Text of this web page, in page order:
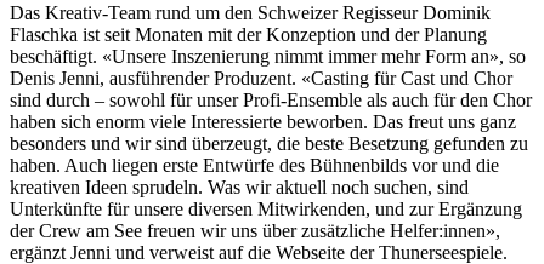
Das Kreativ-Team rund um den Schweizer Regisseur Dominik
Flaschka ist seit Monaten mit der Konzeption und der Planung
beschäftigt. «Unsere Inszenierung nimmt immer mehr Form an», so
Denis Jenni, ausführender Produzent. «Casting für Cast und Chor
sind durch – sowohl für unser Profi-Ensemble als auch für den Chor
haben sich enorm viele Interessierte beworben. Das freut uns ganz
besonders und wir sind überzeugt, die beste Besetzung gefunden zu
haben. Auch liegen erste Entwürfe des Bühnenbilds vor und die
kreativen Ideen sprudeln. Was wir aktuell noch suchen, sind
Unterkünfte für unsere diversen Mitwirkenden, und zur Ergänzung
der Crew am See freuen wir uns über zusätzliche Helfer:innen»,
ergänzt Jenni und verweist auf die Webseite der Thunerseespiele.